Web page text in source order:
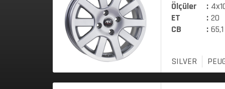
Ölçüler :
ET
: 20
CB
: 65,1
SILVER